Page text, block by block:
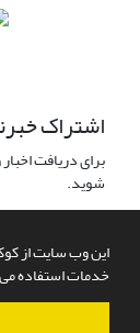
این وب سایت از
خدمات استفاده
اشتراک
برای دریافت
شوید.